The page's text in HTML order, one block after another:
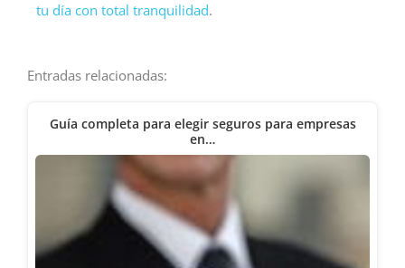
tu día con total tranquilidad.
Entradas relacionadas:
Guía completa para elegir seguros para empresas
en…